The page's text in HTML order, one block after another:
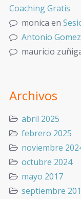
Coaching Gratis
monica en
Antonio Gomez
mauricio
Archivos
abril 2025
febrero 2025
noviembre
octubre 2024
mayo 2017
septiembre